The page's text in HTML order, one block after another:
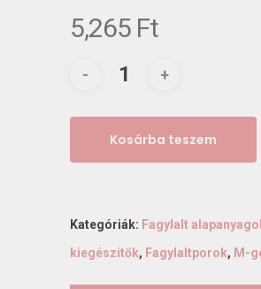
5,265 Ft
Kosárba teszem
Kategóriák: Fagylalt
kiegészítők, Fagylaltporok, M-